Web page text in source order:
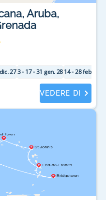
Aruba,
273 - 17 - 31 gen. 2814 - 28 feb. 28
VEDERE DI